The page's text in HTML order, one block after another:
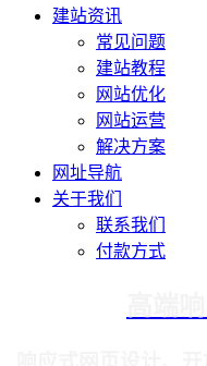
建站资讯
常见问题
建站教程
网站优化
网站运营
解决方案
网址导航
关于我们
联系我们
付款方式